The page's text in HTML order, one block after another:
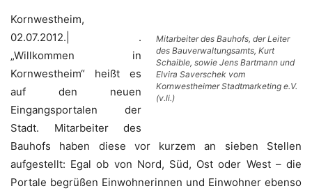
Mitarbeiter des Bauhofs, der Leiter
des Bauverwaltungsamts, Kurt
Schaible, sowie Jens Bartmann und
Elvira Saverschek vom
Kornwestheimer Stadtmarketing e.V.
(v.li.)
Kornwestheim,
02.07.2012.| .
„Willkommen in
Kornwestheim“ heißt es
auf den neuen
Eingangsportalen der
Stadt. Mitarbeiter des
Bauhofs haben diese vor kurzem an sieben Stellen
aufgestellt: Egal ob von Nord, Süd, Ost oder West – die
Portale begrüßen Einwohnerinnen und Einwohner ebenso